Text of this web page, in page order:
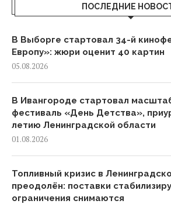
ПОСЛЕДНИЕ
В Выборге стартовал 34-й
Европу»: жюри оценит 40 картин
05.08.2026
В Ивангороде стартовал
фестиваль «День Детства»,
летию Ленинградской области
01.08.2026
Топливный кризис в
преодолён: поставки
ограничения снимаются